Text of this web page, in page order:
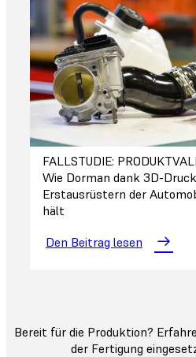
FALLSTUDIE:
Wie Dorman dank 3D-
Erstausrüstern der
hält
Den Beitrag lesen
Bereit für die Produktion?
der Fertigung